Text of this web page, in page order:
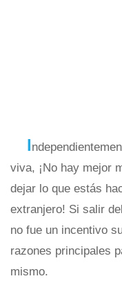
I
viva, ¡No hay mejor
dejar lo que estás
extranjero! Si salir
no fue un incentivo
razones principales
mismo.